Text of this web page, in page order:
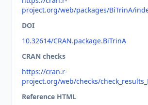
project.org/web/packages/BiTrinA/
DOI
10.32614/CRAN.package.BiTrinA
CRAN checks
https://cran.r-
project.org/web/checks/
Reference HTML